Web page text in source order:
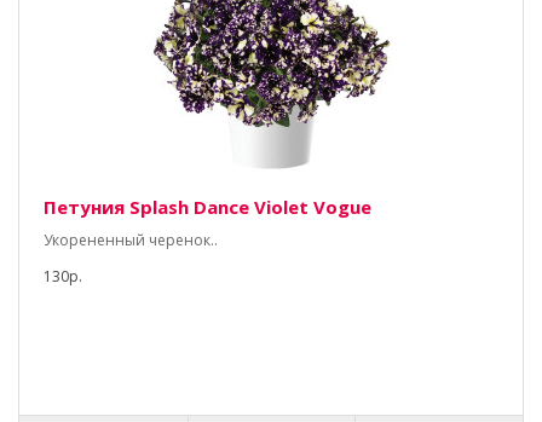
Петуния Splash Dance Violet Vogue
Укорененный черенок..
130р.